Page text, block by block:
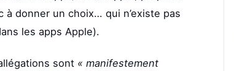
donner un choix… qui n’existe pas
les apps Apple).
sont « manifestement